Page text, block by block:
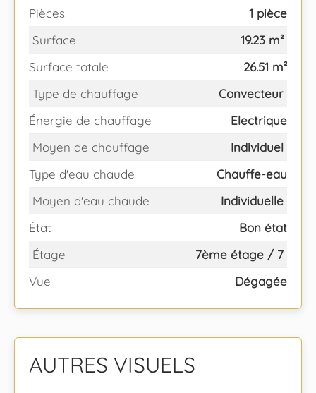
Pièces
1 pièce
Surface
19.23 m²
Surface totale
26.51 m²
Type de chauffage
Convecteur
Énergie de chauffage
Electrique
Moyen de chauffage
Individuel
Type d'eau chaude
Chauffe-eau
Moyen d'eau chaude
Individuelle
État
Bon état
Étage
7ème étage / 7
Vue
Dégagée
AUTRES VISUELS